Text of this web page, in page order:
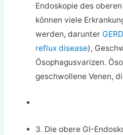
Endoskopie des
können viele
werden, darunter GERD
reflux disease),
Ösophagusvarizen.
geschwollene Venen,
3. Die obere GI-